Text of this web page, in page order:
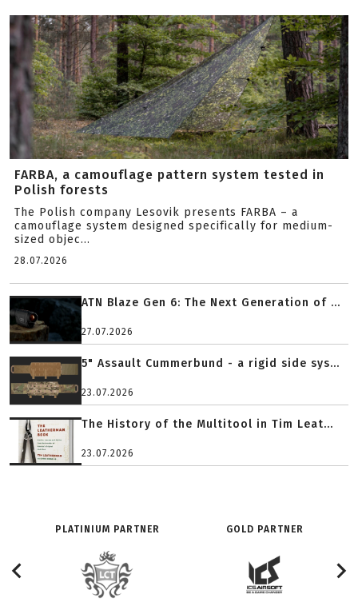
FARBA, a camouflage pattern system tested in
Polish forests
The Polish company Lesovik presents FARBA – a
camouflage system designed specifically for medium-
sized objec...
28.07.2026
ATN Blaze Gen 6: The Next Generation of ...
27.07.2026
5" Assault Cummerbund - a rigid side sys...
23.07.2026
The History of the Multitool in Tim Leat...
23.07.2026
PLATINIUM PARTNER GOLD PARTNER